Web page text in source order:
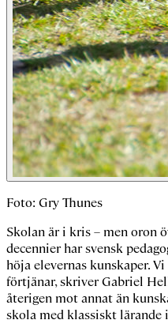
Foto: Gry Thunes
Skolan är i kris – men oron
decennier har svensk
höja elevernas kunskaper.
förtjänar, skriver Gabriel
återigen mot annat än
skola med klassiskt lärande